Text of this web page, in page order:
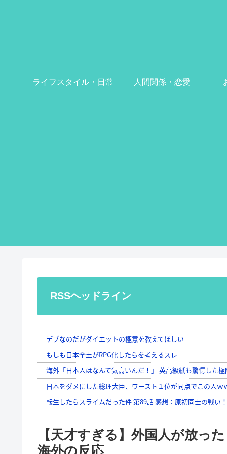
ライフスタイル・日常 人間関係・恋愛
RSSヘッドライン
【天才すぎる】外国人が放っ
海外の反応